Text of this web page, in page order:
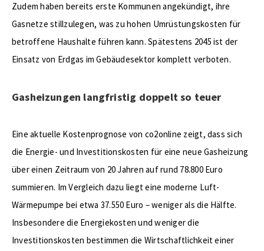
Zudem haben bereits erste Kommunen angekündigt, ihre
Gasnetze stillzulegen, was zu hohen Umrüstungskosten für
betroffene Haushalte führen kann. Spätestens 2045 ist der
Einsatz von Erdgas im Gebäudesektor komplett verboten.
Gasheizungen langfristig doppelt so teuer
Eine aktuelle Kostenprognose von co2online zeigt, dass sich
die Energie- und Investitionskosten für eine neue Gasheizung
über einen Zeitraum von 20 Jahren auf rund 78.800 Euro
summieren. Im Vergleich dazu liegt eine moderne Luft-
Wärmepumpe bei etwa 37.550 Euro – weniger als die Hälfte.
Insbesondere die Energiekosten und weniger die
Investitionskosten bestimmen die Wirtschaftlichkeit einer